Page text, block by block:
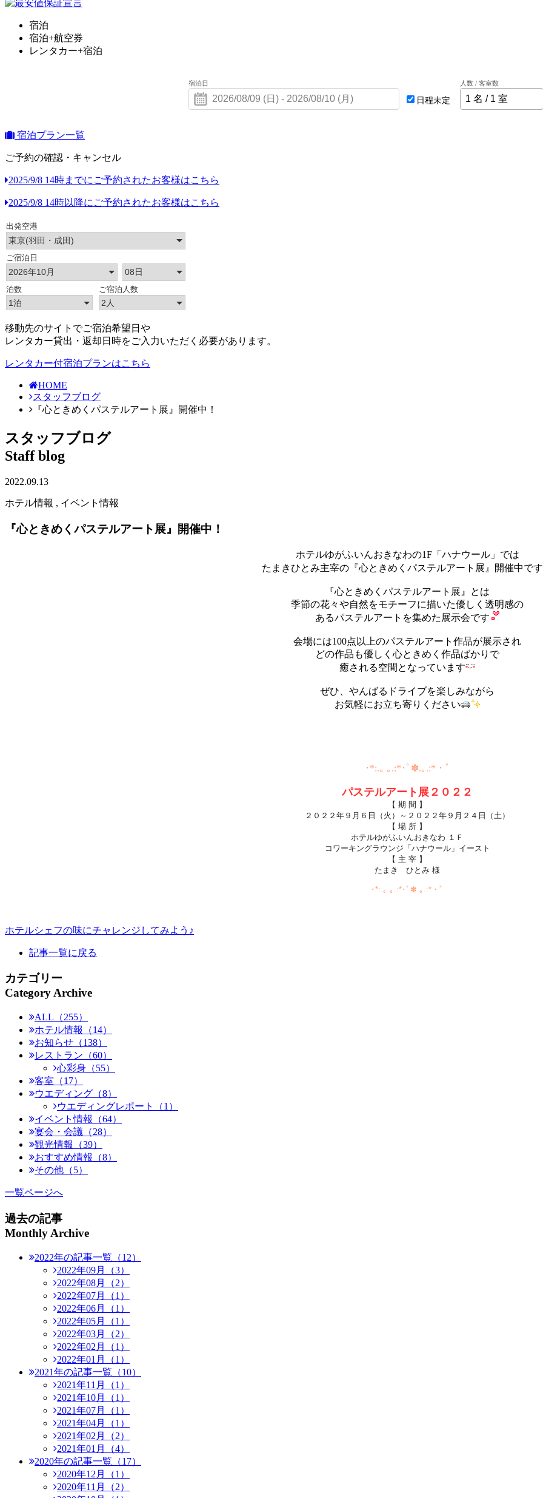
宿泊
宿泊+航空券
レンタカー+宿泊
宿泊日
日程未定
人数 / 客室数
宿泊プラン一覧
ご予約の確認・キャンセル
2025/9/8 14時までにご予約されたお客様はこちら
2025/9/8 14時以降にご予約されたお客様はこちら
移動先のサイトでご宿泊希望日や
レンタカー貸出・返却日時をご入力いただく必要があります。
レンタカー付宿泊プランはこちら
HOME
スタッフブログ
『心ときめくパステルアート展』開催中！
スタッフブログ
Staff blog
2022.09.13
ホテル情報 , イベント情報
『心ときめくパステルアート展』開催中！
ホテルゆがふいんおきなわの1F「ハナウール」では
たまきひとみ主宰の『心ときめくパステルアート展』開催中です
『心ときめくパステルアート展』とは
季節の花々や自然をモチーフに描いた優しく透明感の
あるパステルアートを集めた展示会です
会場には100点以上のパステルアート作品が展示され
どの作品も優しく心ときめく作品ばかりで
癒される空間となっています
ぜひ、やんばるドライブを楽しみながら
お気軽にお立ち寄りください
･*:.｡ ｡.:*･ﾟ✽.｡.:*・ﾟ
パステルアート 展２０２２
【 期 間 】
２０２２年９月６日（火）～ ２０２２年 ９月２４日（土）
【 場 所 】
ホテルゆがふいんおきなわ １Ｆ
コワーキングラウンジ「ハナウール」イースト
【 主 宰 】
たまき ひとみ 様
･*:.｡ ｡.:*･ﾟ✽.｡.:*・ﾟ
ホテルシェフの味にチャレンジしてみよう♪
記事一覧に戻る
カテゴリー
Category Archive
ALL（255）
ホテル情報（14）
お知らせ（138）
レストラン（60）
心彩身（55）
客室（17）
ウエディング（8）
ウエディングレポート（1）
イベント情報（64）
宴会・会議（28）
観光情報（39）
おすすめ情報（8）
その他（5）
一覧ページへ
過去の記事
Monthly Archive
2022年の記事一覧（12）
2022年09月（3）
2022年08月（2）
2022年07月（1）
2022年06月（1）
2022年05月（1）
2022年03月（2）
2022年02月（1）
2022年01月（1）
2021年の記事一覧（10）
2021年11月（1）
2021年10月（1）
2021年07月（1）
2021年04月（1）
2021年02月（2）
2021年01月（4）
2020年の記事一覧（17）
2020年12月（1）
2020年11月（2）